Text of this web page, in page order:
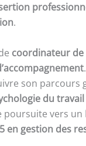
.
coordinateur
son parcours
du
poursuite vers un
en gestion des